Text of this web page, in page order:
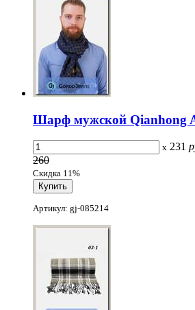
Шарф мужской Qianhong
x 231
260
Скидка 11%
Артикул: gj-085214